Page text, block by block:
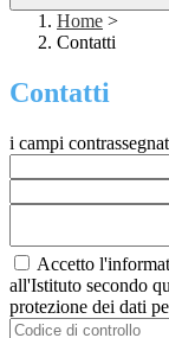
Home >
Contatti
Contatti
i campi
Accetto
all'Istituto secondo
protezione dei dati